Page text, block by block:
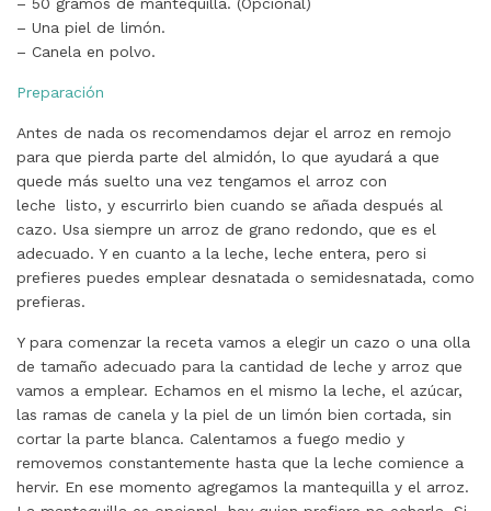
– Una piel de limón.
– Canela en polvo.
Preparación
Antes de nada os recomendamos dejar el arroz en remojo
para que pierda parte del almidón, lo que ayudará a que
quede más suelto una vez tengamos el arroz con
leche
listo, y escurrirlo bien cuando se añada después al
cazo. Usa siempre un arroz de grano redondo, que es el
adecuado. Y en cuanto a la leche, leche entera, pero si
prefieres puedes emplear desnatada o semidesnatada, como
prefieras.
Y para comenzar la receta vamos a elegir un cazo o una olla
de tamaño adecuado para la cantidad de leche y arroz que
vamos a emplear. Echamos en el mismo la leche, el azúcar,
las ramas de canela y la piel de un limón bien cortada, sin
cortar la parte blanca. Calentamos a fuego medio y
removemos constantemente hasta que la leche comience a
hervir. En ese momento agregamos la mantequilla y el arroz.